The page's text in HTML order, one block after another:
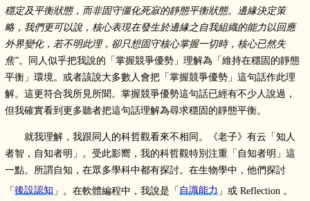
穩定及平衡狀態，而非固守僵化死寂的靜態平衡狀態。邊緣決定策
略，我們更可以說，核心表現在發生於邊緣之自我組織的能力以回應
外界變化，若不明此理，卻只想固守核心掌握一切時，核心已然失
焦 。同人似乎把我說的「掌握競爭優勢」理解為「維持在穩固的靜態
平衡」環境。或者該說大多數人會把「掌握競爭優勢」這句話作此理
解。這更符合我所見所聞。掌握競爭優勢這句話已經有不少人說過，
但我確實看到更多聽者把這句話理解為尋求穩固的靜態平衡。
就我理解，我跟同人的科哲觀看來不相同。《老子》有云「知人
者智，自知者明」。受此影嚮，我的科哲觀特別注重「自知者明」這
一點。所謂自知，在眾多學科中都有探討。在生物學中，他們探討
「後設認知 」。在軟體編程中，我說是「自識能力 」或 Reflection 。